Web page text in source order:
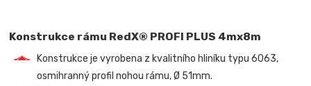
Konstrukce rámu RedX® PROFI PLUS 4mx8m
Konstrukce je vyrobena z kvalitního hliníku typu 6063,
osmihranný profil nohou rámu, Ø 51mm.